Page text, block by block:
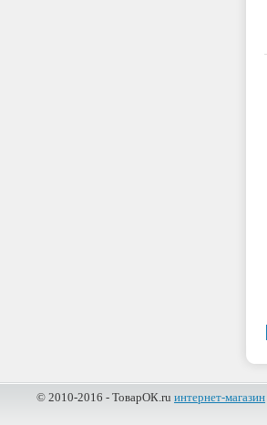
© 2010-2016 - ТоварОК.ru интернет-магазин